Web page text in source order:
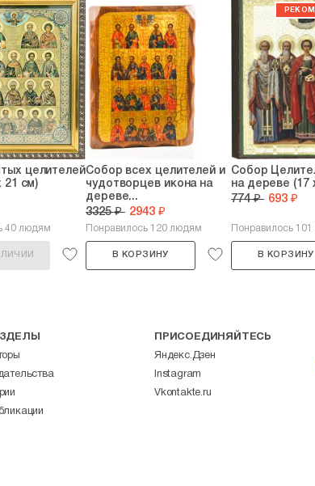
целителей
21 см)
40 людям
Собор всех целителей и
чудотворцев икона на
дереве...
3325 ₽ 2943 ₽
Понравилось 120 людям
В КОРЗИНУ
Собор
на дереве (17
774 ₽ 693 ₽
Понравилось 101
В КОРЗИНУ
ПРИСОЕДИНЯЙТЕСЬ
Яндекс.Дзен
Instagram
Vkontakte.ru